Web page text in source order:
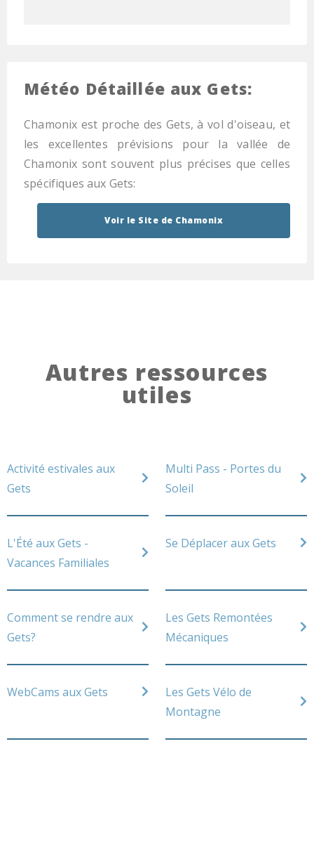
Météo Détaillée aux Gets:
Chamonix est proche des Gets, à vol d'oiseau, et
les excellentes prévisions pour la vallée de
Chamonix sont souvent plus précises que celles
spécifiques aux Gets:
Voir le Site de Chamonix
Autres ressources
utiles
Activité estivales aux
Gets
Multi Pass - Portes du
Soleil
L'Été aux Gets -
Vacances Familiales
Se Déplacer aux Gets
Comment se rendre aux
Gets?
Les Gets Remontées
Mécaniques
WebCams aux Gets
Les Gets Vélo de
Montagne